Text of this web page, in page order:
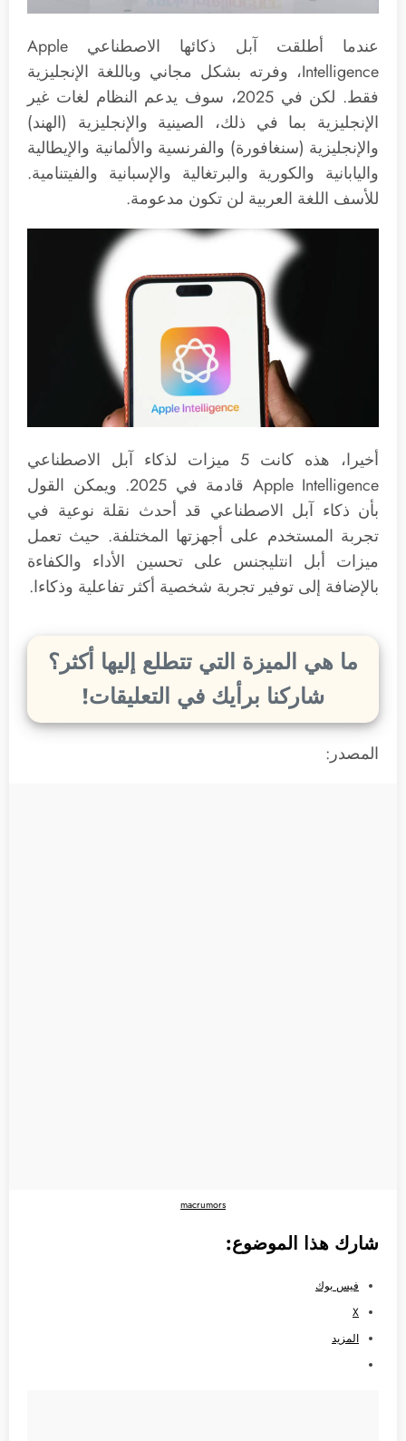
عندما أطلقت آبل ذكائها الاصطناعي Apple
Intelligence، وفرته بشكل مجاني وباللغة الإنجليزية
فقط. لكن في 2025، سوف يدعم النظام لغات غير
الإنجليزية بما في ذلك، الصينية والإنجليزية (الهند)
والإنجليزية (سنغافورة) والفرنسية والألمانية والإيطالية
واليابانية والكورية والبرتغالية والإسبانية والفيتنامية.
للأسف اللغة العربية لن تكون مدعومة.
أخيرا، هذه كانت 5 ميزات لذكاء آبل الاصطناعي
Apple Intelligence قادمة في 2025. ويمكن القول
بأن ذكاء آبل الاصطناعي قد أحدث نقلة نوعية في
تجربة المستخدم على أجهزتها المختلفة. حيث تعمل
ميزات أبل انتليجنس على تحسين الأداء والكفاءة
بالإضافة إلى توفير تجربة شخصية أكثر تفاعلية وذكاءا.
ما هي الميزة التي تتطلع إليها أكثر؟
شاركنا برأيك في التعليقات!
المصدر:
macrumors
شارك هذا الموضوع:
فيس بوك
X
المزيد